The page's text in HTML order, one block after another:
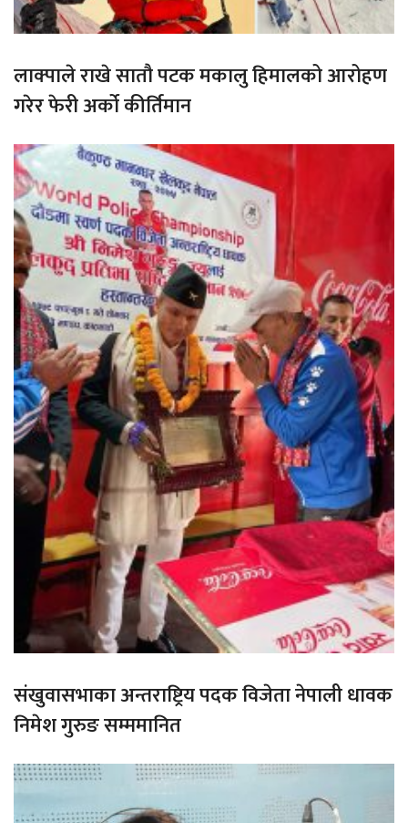
लाक्पाले राखे सातौ पटक मकालु हिमालको आरोहण
गरेर फेरी अर्को कीर्तिमान
संखुवासभाका अन्तराष्ट्रिय पदक विजेता नेपाली धावक
निमेश गुरुङ सम्ममानित